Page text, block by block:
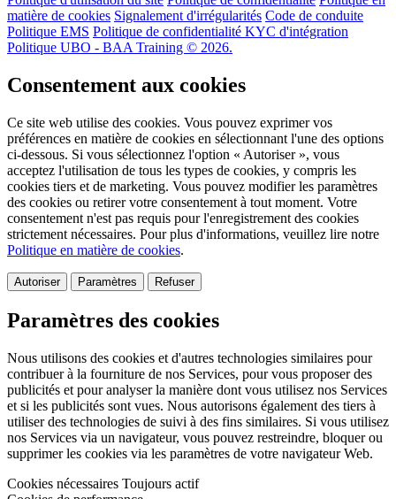
matière de cookies Signalement d'irrégularités Code de conduite
Politique EMS Politique de confidentialité KYC d'intégration
Politique UBO - BAA Training © 2026.
Consentement aux cookies
Ce site web utilise des cookies. Vous pouvez exprimer vos
préférences en matière de cookies en sélectionnant l'une des options
ci-dessous. Si vous sélectionnez l'option « Autoriser », vous
acceptez l'utilisation de tous les types de cookies, y compris les
cookies tiers et de marketing. Vous pouvez modifier les paramètres
des cookies ou retirer votre consentement à tout moment. Votre
consentement n'est pas requis pour l'enregistrement des cookies
strictement nécessaires. Pour plus d'informations, veuillez lire notre
Politique en matière de cookies.
Autoriser Paramètres Refuser
Paramètres des cookies
Nous utilisons des cookies et d'autres technologies similaires pour
contribuer à la fourniture de nos Services, pour vous proposer des
publicités et pour analyser la manière dont vous utilisez nos Services
et si les publicités sont vues. Nous autorisons également des tiers à
utiliser des technologies de suivi à des fins similaires. Si vous utilisez
nos Services via un navigateur, vous pouvez restreindre, bloquer ou
supprimer les cookies via les paramètres de votre navigateur Web.
Cookies nécessaires Toujours actif